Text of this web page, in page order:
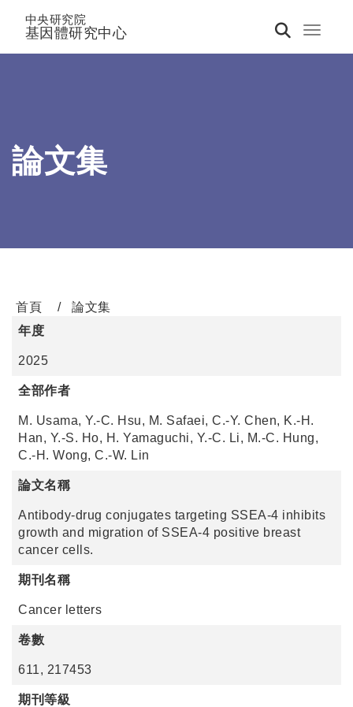
Toggle
中央研究院
基因體研究中心
論文集
首頁
論文集
年度
2025
全部作者
M. Usama, Y.-C. Hsu, M. Safaei, C.-Y. Chen, K.-H.
Han, Y.-S. Ho, H. Yamaguchi, Y.-C. Li, M.-C. Hung,
C.-H. Wong, C.-W. Lin
論文名稱
Antibody-drug conjugates targeting SSEA-4 inhibits
growth and migration of SSEA-4 positive breast
cancer cells.
期刊名稱
Cancer letters
卷數
611, 217453
期刊等級